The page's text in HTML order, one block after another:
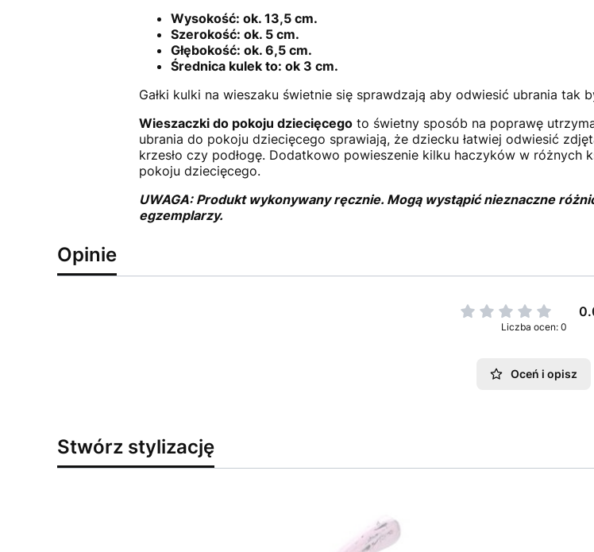
Wysokość: ok. 13,5 cm.
Szerokość: ok. 5 cm.
Głębokość: ok. 6,5 cm.
Średnica kulek to: ok 3 cm.
Gałki kulki na wieszaku świetnie się sprawdzają aby odwiesić ubrania tak
Wieszaczki do pokoju dziecięcegoto świetny sposób na poprawę
ubrania do pokoju dziecięcego sprawiają, że dziecku łatwiej odwiesić
krzesło czy podłogę. Dodatkowo powieszenie kilku haczyków w
pokoju dziecięcego.
UWAGA: Produkt wykonywany ręcznie. Mogą wystąpić nieznaczne
egzemplarzy.
Opinie
Liczba ocen: 0
Oceń i opisz
Stwórz stylizację